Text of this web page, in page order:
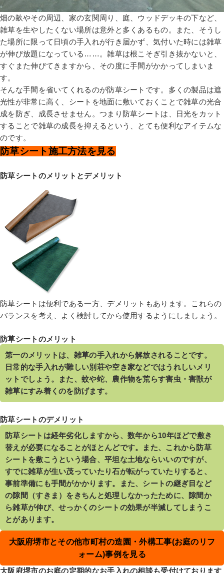
畑の畝やその周辺、家の玄関周り、庭、ウッドデッキの下など、
雑草を生やしたくない場所は意外と多くあるもの。また、そうし
た場所に限って日頃の手入れが行き届かず、気付いた時には雑草
が伸び放題になっている……。雑草は根こそぎ引き抜かないと、
すぐまた伸びてきますから、その度に手間がかかってしまいま
す。
そんな手間を省いてくれるのが防草シートです。多くの製品は遮
光性が非常に高く、シートを地面に敷いておくことで雑草の光合
成を防ぎ、成長させません。つまり防草シートは、日光をカット
することで雑草の成長を抑えるという、とても便利なアイテムな
のです。
防草シート施工方法を見る
防草シートのメリットとデメリット
防草シートは便利である一方、デメリットもあります。これらの
バランスを考え、よく検討してから使用するようにしましょう。
防草シートのメリット
第一のメリットは、雑草の手入れから解放されることです。
日常的な手入れが難しい別荘や空き家などではうれしいメリ
ットでしょう。また、蚊や蛇、農作物を荒らす害虫・害獣が
雑草にすみ着くのを防げます。
防草シートのデメリット
防草シートは経年劣化しますから、数年から10年ほどで敷き
替えが必要になることがほとんどです。また、これから防草
シートを敷こうという場合、平坦な土地ならいいのですが、
すでに雑草が生い茂っていたり石が転がっていたりすると、
事前準備にも手間がかかります。また、シートの継ぎ目など
の隙間（すきま）をきちんと処理しなかったために、隙間か
ら雑草が伸び、せっかくのシートの効果が半減してしまうこ
とがあります。
大阪府堺市とその他市町村の造園・外構工事(お庭のリフ
ォーム)事例を見る
大阪府堺市のお庭の定期的なお手入れの相談も受付けております